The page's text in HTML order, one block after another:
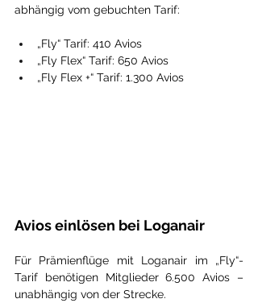
abhängig vom gebuchten Tarif:
„Fly“ Tarif: 410 Avios
„Fly Flex“ Tarif: 650 Avios
„Fly Flex +“ Tarif: 1.300 Avios
Avios einlösen bei Loganair
Für Prämienflüge mit Loganair im „Fly“-
Tarif benötigen Mitglieder 6.500 Avios –
unabhängig von der Strecke.